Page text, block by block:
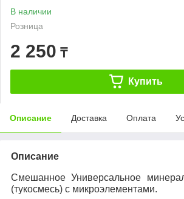
В наличии
Розница
2 250 ₸
Купить
Описание Доставка Оплата
Описание
Смешанное Универсальное
(тукосмесь) с микроэлементами.